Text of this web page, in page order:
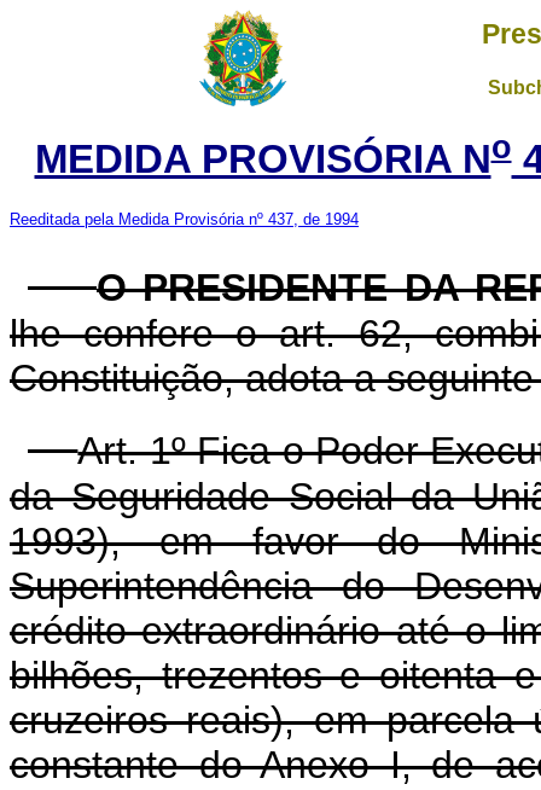
MEDIDA PROVISÓRIA No
Reeditada pela Medida Provisória nº 437, de 1994
O PRESIDENTE DA
lhe confere o art. 62,
Constituição, adota a
Art. 1º Fica o Poder
da Seguridade Social da
1993), em favor do
Superintendência do
crédito extraordinário até o
bilhões, trezentos e oitenta
cruzeiros reais), em parcela
constante do Anexo I, de